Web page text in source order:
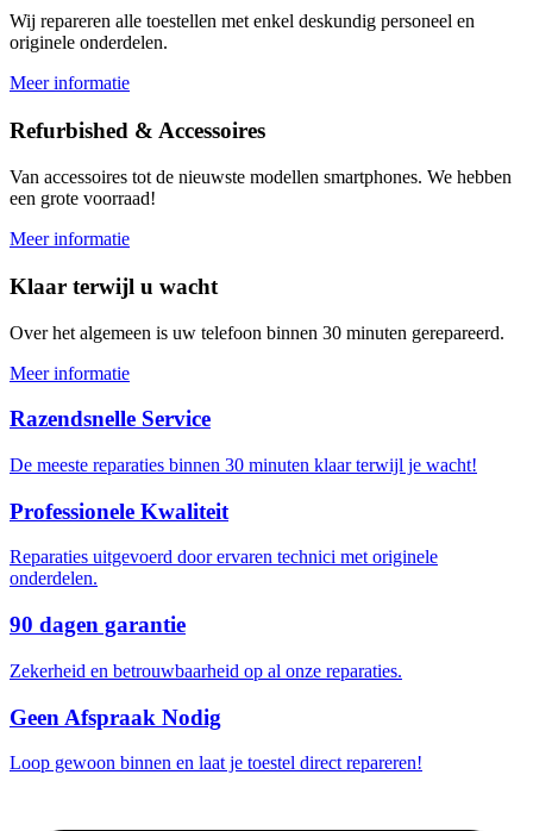
Wij repareren alle toestellen met enkel deskundig personeel en
originele onderdelen.
Meer informatie
Refurbished & Accessoires
Van accessoires tot de nieuwste modellen smartphones. We hebben
een grote voorraad!
Meer informatie
Klaar terwijl u wacht
Over het algemeen is uw telefoon binnen 30 minuten gerepareerd.
Meer informatie
Razendsnelle Service
De meeste reparaties binnen 30 minuten klaar terwijl je wacht!
Professionele Kwaliteit
Reparaties uitgevoerd door ervaren technici met originele
onderdelen.
90 dagen garantie
Zekerheid en betrouwbaarheid op al onze reparaties.
Geen Afspraak Nodig
Loop gewoon binnen en laat je toestel direct repareren!